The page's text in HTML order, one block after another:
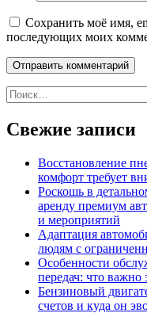
Сохранить моё имя,
последующих моих
Найти:
Свежие записи
Восстановление
комфорт требует
Роскошь в
аренду премиум
и мероприятий
Адаптация
людям с
Особенности
передач: что важно
Бензиновый
счетов и куда он